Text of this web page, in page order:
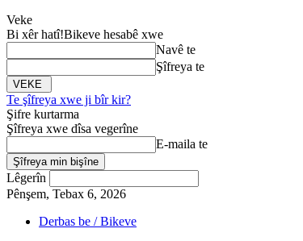
Veke
Bi xêr hatî!Bikeve hesabê xwe
Navê te
Şîfreya te
Te şîfreya xwe ji bîr kir?
Şifre kurtarma
Şîfreya xwe dîsa vegerîne
E-maila te
Lêgerîn
Pênşem, Tebax 6, 2026
Derbas be / Bikeve